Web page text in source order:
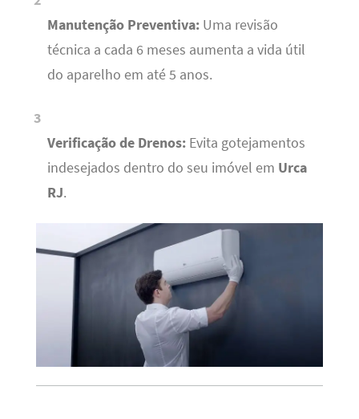
Manutenção Preventiva:Uma revisão
técnica a cada 6 meses aumenta a vida útil
do aparelho em até 5 anos.
Verificação de Drenos:Evita gotejamentos
indesejados dentro do seu imóvel em Urca
RJ.